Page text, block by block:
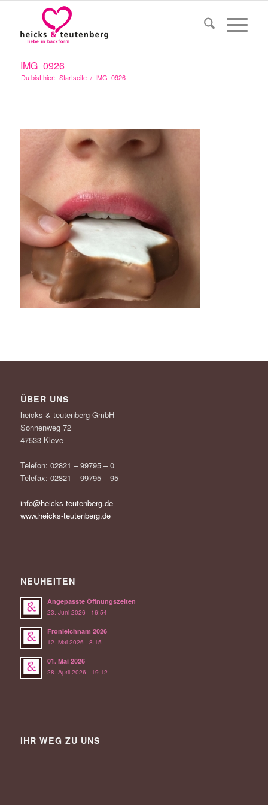
IMG_0926
Du bist hier: Startseite / IMG_0926
ÜBER UNS
heicks & teutenberg GmbH
Sonnenweg 72
47533 Kleve
Telefon: 02821 – 99795 – 0
Telefax: 02821 – 99795 – 95
info@heicks-teutenberg.de
www.heicks-teutenberg.de
NEUHEITEN
Angepasste Öffnungszeiten
23. Juni 2026 - 16:54
Fronleichnam 2026
12. Mai 2026 - 8:15
01. Mai 2026
28. April 2026 - 19:12
IHR WEG ZU UNS